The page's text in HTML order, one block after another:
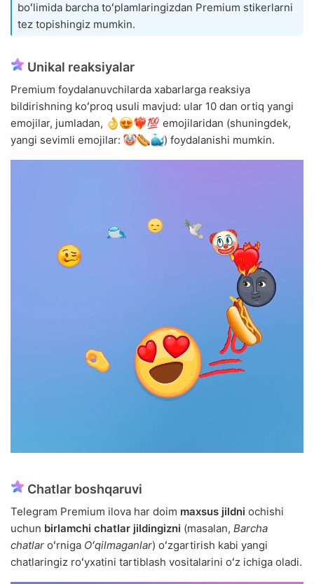
boʻlimida barcha toʻplamlaringizdan Premium stikerlarni
tez topishingiz mumkin.
Unikal reaksiyalar
Premium foydalanuvchilarda xabarlarga reaksiya
bildirishning koʻproq usuli mavjud: ular 10 dan ortiq yangi
emojilar, jumladan,
emojilaridan (shuningdek,
yangi sevimli emojilar:
) foydalanishi mumkin.
Chatlar boshqaruvi
Telegram Premium ilova har doim maxsus jildni ochishi
uchun birlamchi chatlar jildingizni (masalan, Barcha
chatlar oʻrniga Oʻqilmaganlar) oʻzgartirish kabi yangi
chatlaringiz roʻyxatini tartiblash vositalarini oʻz ichiga oladi.